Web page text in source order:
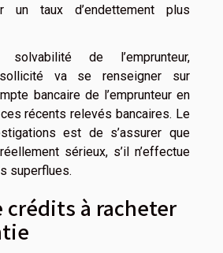
un taux d’endettement plus
de l’emprunteur,
sollicité va se renseigner sur
bancaire de l’emprunteur en
récents relevés bancaires. Le
est de s’assurer que
sérieux, s’il n’effectue
superflues.
crédits à racheter